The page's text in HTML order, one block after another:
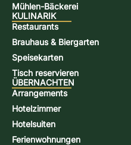
Mühlen-Bäckerei
KULINARIK
Restaurants
Brauhaus & Biergarten
Speisekarten
Tisch reservieren
ÜBERNACHTEN
Arrangements
Hotelzimmer
Hotelsuiten
Ferienwohnungen